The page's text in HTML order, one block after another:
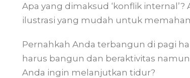
Apa yang dimaksud ‘konflik
ilustrasi yang mudah untuk
Pernahkah Anda terbangun di pagi
harus bangun dan beraktivitas
Anda ingin melanjutkan tidur?